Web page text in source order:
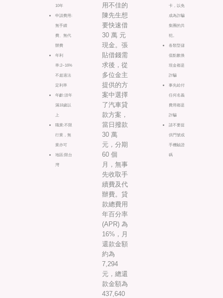
10年
申請費用:
無手續
費、無代
辦費
年利
率:2~16%
不超過法
定利率
年齡:須年
滿18歲以
上
職業:不限
行業，無
業亦可
地區:限台
灣
用不佳的
陳先生想
要快速借
30 萬 元
現金。張
貼借錢需
求後，從
多位金主
提供的方
案中選擇
了汽車貸
款方案，
當日撥款
30 萬
元，分期
60 個
月，無事
先收取手
續費及代
辦費。貸
款總費用
年百分率
(APR) 為
16%，月
還款金額
約為
7,294
元，總還
款金額為
437,640
卡，以免
成為詐騙
集團的共
犯。
各類型儲
值點數換
現金都是
詐騙
事先給付
任何名義
費用都是
詐騙
請不要提
供門號或
手機驗證
碼